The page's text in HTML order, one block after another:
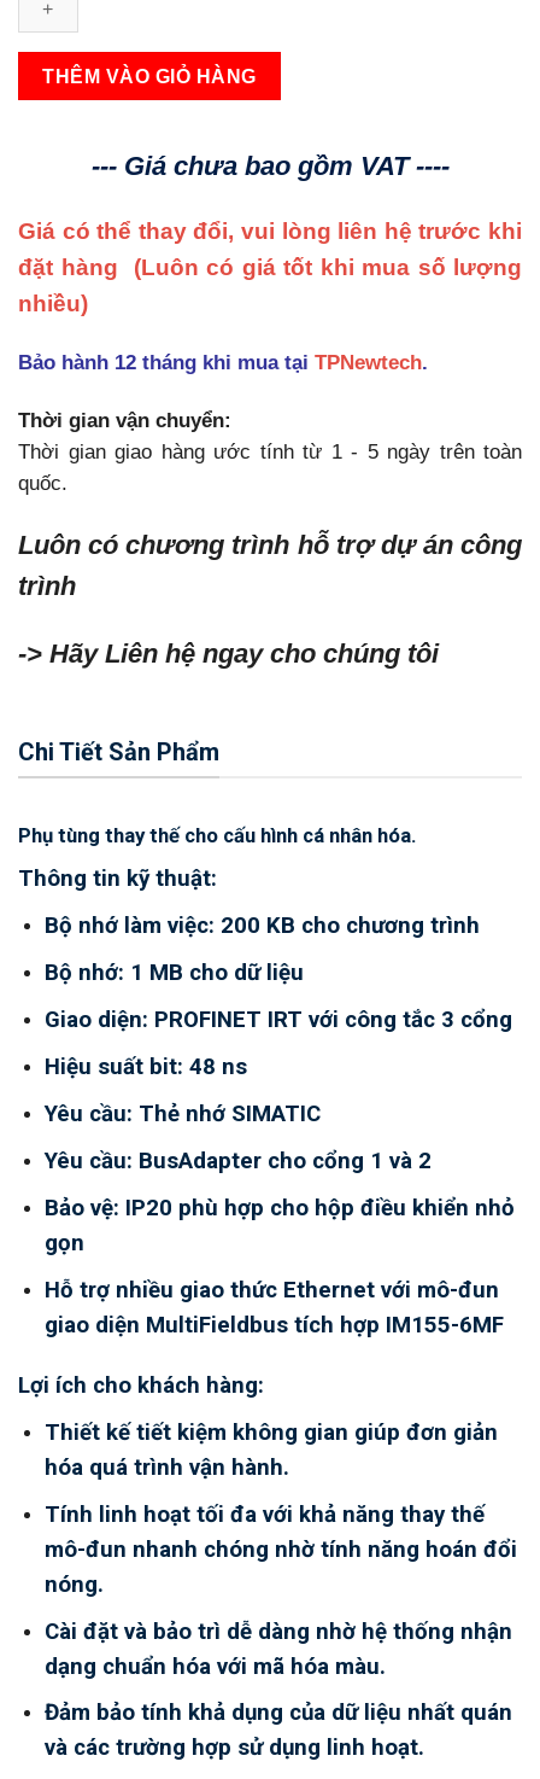
Dải
SIMATIC
ET
dải
Siemens
số
lượng
THÊM VÀO GIỎ HÀNG
--- Giá chưa bao gồm VAT ----
Giá có thể thay đổi, vui lòng liên hệ trước khi
đặt hàng (Luôn có giá tốt khi mua số lượng
nhiều)
Bảo hành 12 tháng khi mua tại TPNewtech.
Thời gian vận chuyển:
Thời gian giao hàng ước tính từ 1 - 5 ngày trên toàn
quốc.
Luôn có chương trình hỗ trợ dự án công
trình
-> Hãy Liên hệ ngay cho chúng tôi
Chi Tiết Sản Phẩm
Phụ tùng thay thế cho cấu hình cá nhân hóa.
Thông tin kỹ thuật:
Bộ nhớ làm việc: 200 KB cho chương trình
Bộ nhớ: 1 MB cho dữ liệu
Giao diện: PROFINET IRT với công tắc 3 cổng
Hiệu suất bit: 48 ns
Yêu cầu: Thẻ nhớ SIMATIC
Yêu cầu: BusAdapter cho cổng 1 và 2
Bảo vệ: IP20 phù hợp cho hộp điều khiển nhỏ
gọn
Hỗ trợ nhiều giao thức Ethernet với mô-đun
giao diện MultiFieldbus tích hợp IM155-6MF
Lợi ích cho khách hàng:
Thiết kế tiết kiệm không gian giúp đơn giản
hóa quá trình vận hành.
Tính linh hoạt tối đa với khả năng thay thế
mô-đun nhanh chóng nhờ tính năng hoán đổi
nóng.
Cài đặt và bảo trì dễ dàng nhờ hệ thống nhận
dạng chuẩn hóa với mã hóa màu.
Đảm bảo tính khả dụng của dữ liệu nhất quán
và các trường hợp sử dụng linh hoạt.